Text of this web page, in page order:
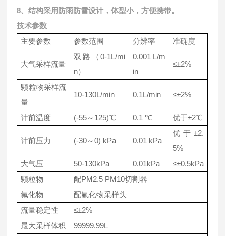
8、结构采用防雨防雪设计，体型小，方便携带。
技术参数
主要参数
参数范围 分辨率 准确度
大气采样流量
双路（0-1L/mi
n）
0.001 L/m
in
≤±2%
颗粒物采样流
量
10-130L/min 0.1L/min ≤±2%
计前温度 (-55～125)℃ 0.1 ℃ 优于±2℃
计前压力 (-30～0) kPa 0.01 kPa
优于±2.
5%
大气压
50-130kPa 0.01kPa
≤±0.5kPa
颗粒物
配PM2.5 PM10切割器
氟化物
配氟化物采样头
流量稳定性
≤±2%
最大采样体积
99999.99L